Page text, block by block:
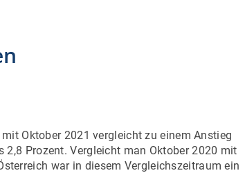
Oktober 2021 vergleicht zu einem Anstieg
2,8 Prozent. Vergleicht man Oktober 2020 mit
war in diesem Vergleichszeitraum ein